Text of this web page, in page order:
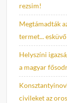
rezsim!
Megtámadták
termet...
Helyszíni
a magyar
civileket az